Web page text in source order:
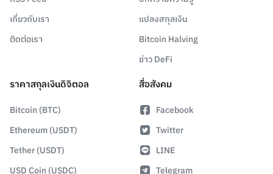
เกี่ยวกับเรา
ติดต่อเรา
แปลงสกุลเงิน
Bitcoin Halving
ข่าว DeFi
ราคาสกุลเงินดิจิตอล
Bitcoin (BTC)
Ethereum (USDT)
Tether (USDT)
USD Coin (USDC)
สื่อสังคม
Facebook
Twitter
LINE
Telegram